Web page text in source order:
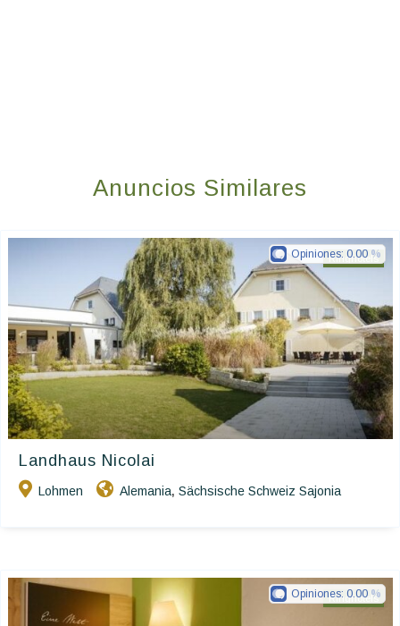
Anuncios Similares
Ringhotels
Landhaus Nicolai
Lohmen Alemania, Sächsische Schweiz Sajonia
Opiniones: 0.00
Ringhotels
Opiniones: 0.00